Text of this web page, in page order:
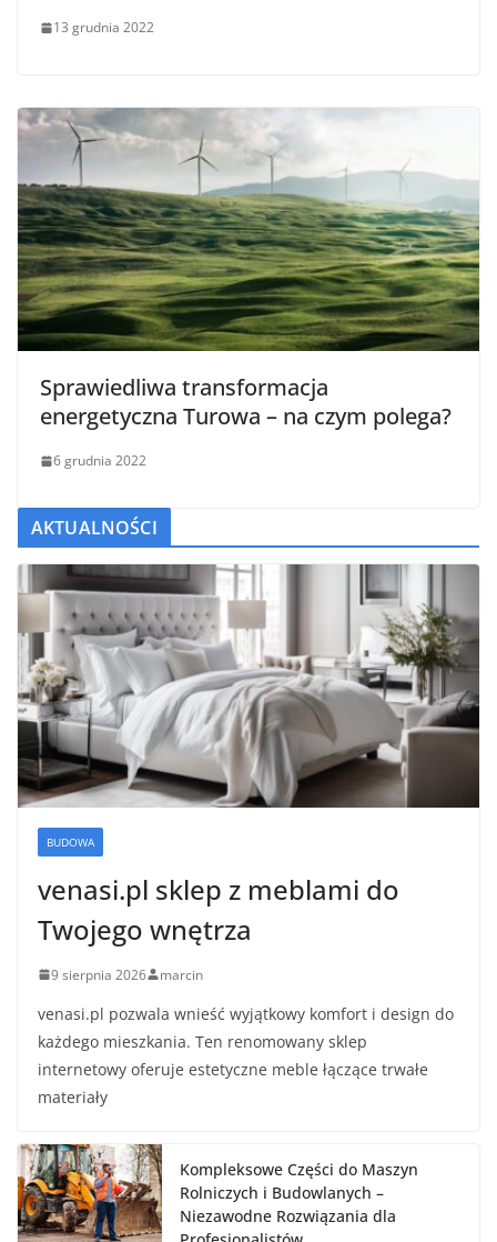
13 grudnia 2022
Sprawiedliwa transformacja
energetyczna Turowa – na czym polega?
6 grudnia 2022
AKTUALNOŚCI
BUDOWA
venasi.pl sklep z meblami do
Twojego wnętrza
9 sierpnia 2026 marcin
venasi.pl pozwala wnieść wyjątkowy komfort i design do
każdego mieszkania. Ten renomowany sklep
internetowy oferuje estetyczne meble łączące trwałe
materiały
Kompleksowe Części do Maszyn
Rolniczych i Budowlanych –
Niezawodne Rozwiązania dla